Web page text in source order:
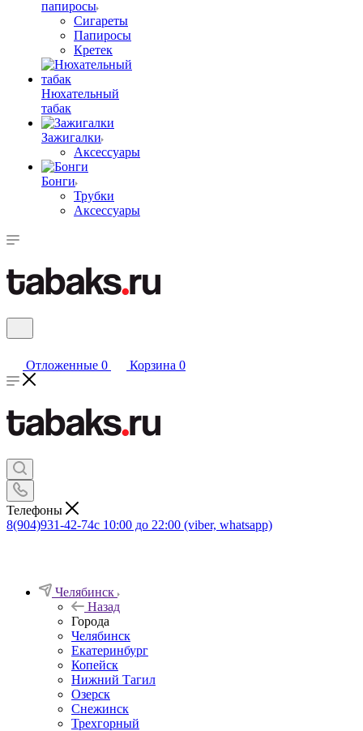
папиросы
Сигареты
Папиросы
Кретек
Нюхательный
табак
Зажигалки
Аксессуары
Бонги
Трубки
Аксессуары
Отложенные 0 Корзина 0
Телефоны
8(904)931-42-74с 10:00 до 22:00 (viber, whatsapp)
Челябинск
Назад
Города
Челябинск
Екатеринбург
Копейск
Нижний Тагил
Озерск
Снежинск
Трехгорный